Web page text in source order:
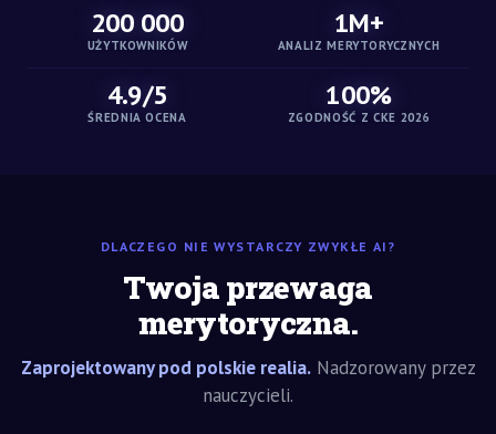
200 000
UŻYTKOWNIKÓW
1M+
ANALIZ MERYTORYCZNYCH
4.9/5
ŚREDNIA OCENA
100%
ZGODNOŚĆ Z CKE 2026
DLACZEGO NIE WYSTARCZY ZWYKŁE AI?
Twoja przewaga
merytoryczna.
Zaprojektowany pod polskie realia.Nadzorowany przez
nauczycieli.